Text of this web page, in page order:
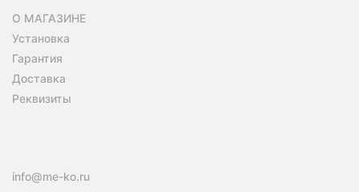
О МАГАЗИНЕ
Установка
Гарантия
Доставка
Реквизиты
info@me-ko.ru